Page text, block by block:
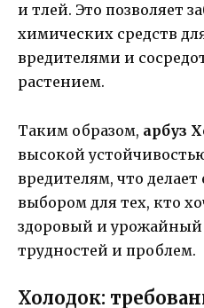
и тлей. Это позволяет
химических средств
вредителями и
растением.
Таким образом, арбуз
высокой
вредителям, что
выбором для тех, кто
здоровый и урожайный
трудностей и проблем.
Холодок: